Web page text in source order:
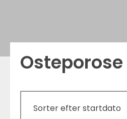
Sorter efter startdato